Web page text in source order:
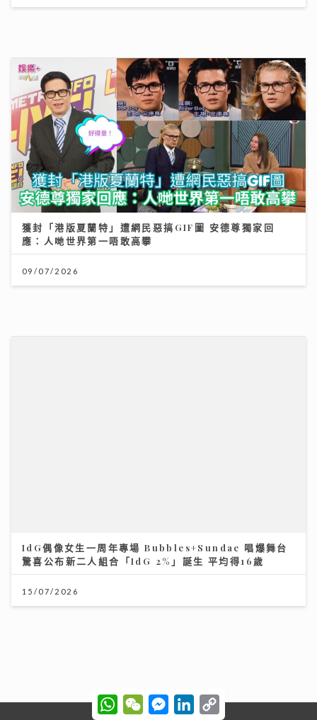
獲封「港版夏蘭特」遭網民惡搞GIF圖 安德尊獨家回
應：人哋世界第一唔敢高攀
09/07/2026
W
h
W
e
M
e
L
C